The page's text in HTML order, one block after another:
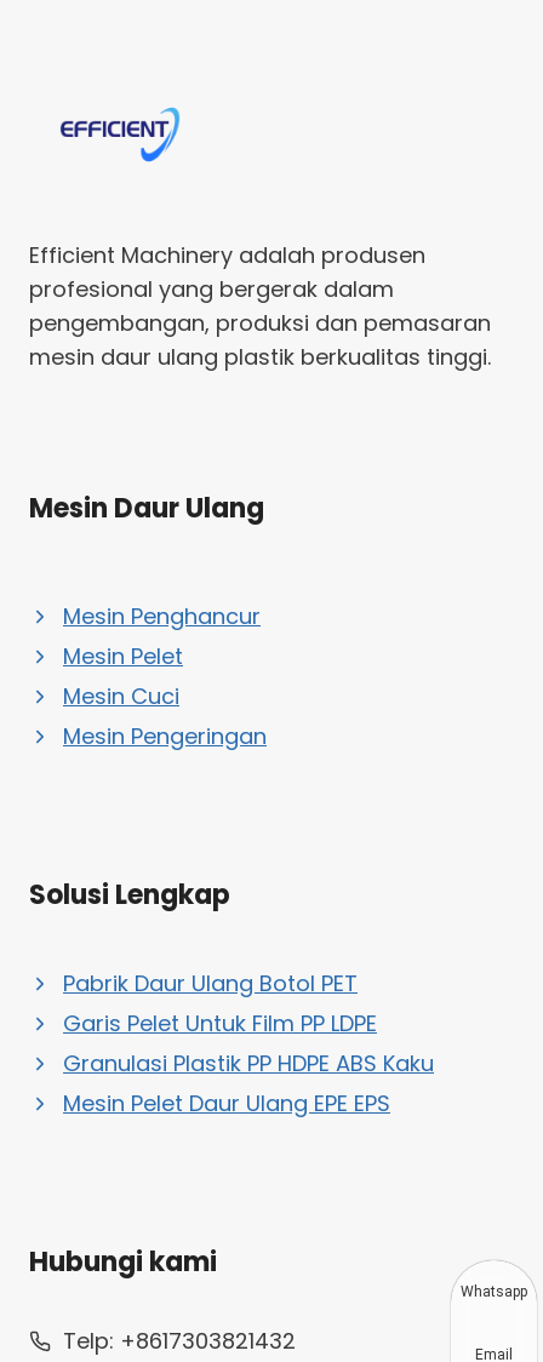
Efficient Machinery adalah produsen
profesional yang bergerak dalam
pengembangan, produksi dan pemasaran
mesin daur ulang plastik berkualitas tinggi.
Mesin Daur Ulang
Mesin Penghancur
Mesin Pelet
Mesin Cuci
Mesin Pengeringan
Solusi Lengkap
Pabrik Daur Ulang Botol PET
Garis Pelet Untuk Film PP LDPE
Granulasi Plastik PP HDPE ABS Kaku
Mesin Pelet Daur Ulang EPE EPS
Hubungi kami
Telp: +8617303821432
Whatsapp
Email